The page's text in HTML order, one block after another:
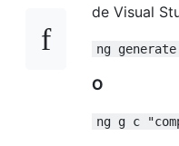
de Visual
ng generate
O
ng g c